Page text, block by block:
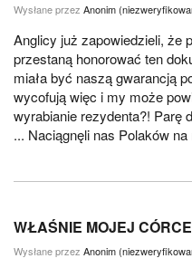
Wysłane przez Anonim
Anglicy już zapowiedzieli, że
przestaną honorować ten
miała być naszą gwarancją
wycofują więc i my może
wyrabianie rezydenta?! Parę
... Naciągnęli nas Polaków
WŁAŚNIE MOJEJ
Wysłane przez Anonim